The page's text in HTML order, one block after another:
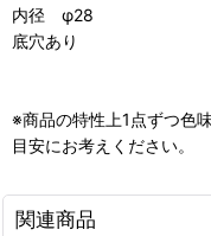
内径 φ28
底穴あり
※商品の特性上1点ずつ色
目安にお考えください。
関連商品